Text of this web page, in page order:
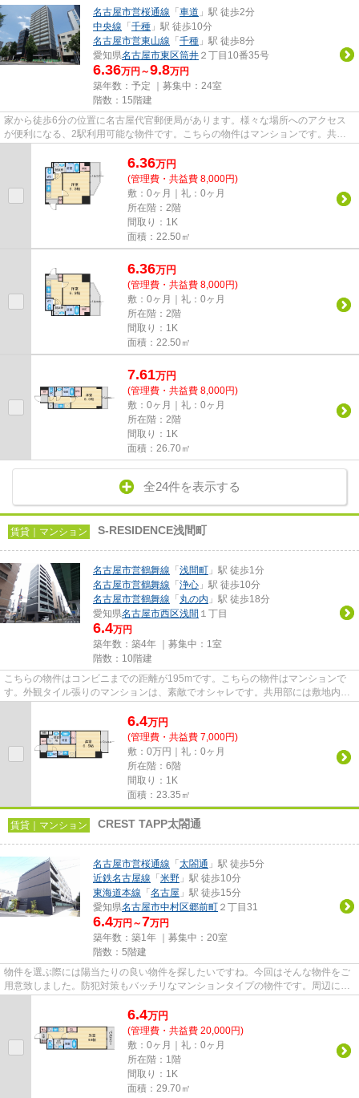
名古屋市営桜通線 「 車道 」駅 徒歩2分
中央線 「 千種 」駅 徒歩10分
名古屋市営東山線 「 千種 」駅 徒歩8分
愛知県名古屋市東区筒井 ２丁目10番35号
6.36万円～9.8万円
築年数：予定 ｜募集中： 24室
階数：15階建
家から徒歩6分の位置に名古屋代官郵便局があります。様々な場所へのアクセス
が便利になる、2駅利用可能な物件です。こちらの物件はマンションです。共用
6.36万円
(管理費・共益費 8,000円)
敷：0ヶ月｜礼：0ヶ月
所在階：2階
間取り：1K
面積：22.50㎡
6.36万円
(管理費・共益費 8,000円)
敷：0ヶ月｜礼：0ヶ月
所在階：2階
間取り：1K
面積：22.50㎡
7.61万円
(管理費・共益費 8,000円)
敷：0ヶ月｜礼：0ヶ月
所在階：2階
間取り：1K
面積：26.70㎡
全24件を表示する
賃貸｜マンション S-RESIDENCE浅間町
名古屋市営鶴舞線 「 浅間町 」駅 徒歩1分
名古屋市営鶴舞線 「 浄心 」駅 徒歩10分
名古屋市営鶴舞線 「 丸の内 」駅 徒歩18分
愛知県名古屋市西区浅間 １丁目
6.4万円
築年数：築4年 ｜募集中： 1室
階数：10階建
こちらの物件はコンビニまでの距離が195mです。こちらの物件はマンションで
す。外観タイル張りのマンションは、素敵でオシャレです。共用部には敷地内ご
6.4万円
(管理費・共益費 7,000円)
敷：0万円｜礼：0ヶ月
所在階：6階
間取り：1K
面積：23.35㎡
賃貸｜マンション CREST TAPP太閤通
名古屋市営桜通線 「 太閤通 」駅 徒歩5分
近鉄名古屋線 「 米野 」駅 徒歩10分
東海道本線 「 名古屋 」駅 徒歩15分
愛知県名古屋市中村区郷前町 ２丁目31
6.4万円～7万円
築年数：築1年 ｜募集中： 20室
階数：5階建
物件を選ぶ際には陽当たりの良い物件を探したいですね。今回はそんな物件をご
用意致しました。防犯対策もバッチリなマンションタイプの物件です。周辺に2
6.4万円
(管理費・共益費 20,000円)
敷：0ヶ月｜礼：0ヶ月
所在階：1階
間取り：1K
面積：29.70㎡